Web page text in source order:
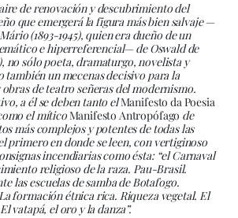
de renovación y descubrimiento del
que emergerá la figura más bien salvaje —
(1893-1945), quien era dueño de un
e hiperreferencial— de Oswald de
no sólo poeta, dramaturgo, novelista y
un mecenas decisivo para la
de teatro señeras del modernismo.
a él se deben tanto elManifesto da Poesia
el míticoManifesto Antropófago de
más complejos y potentes de todas las
primero en donde se leen, con vertiginoso
incendiarias como ésta: “el Carnaval
religioso de la raza. Pau-Brasil.
las escuelas de samba de Botafogo.
formación étnica rica. Riqueza vegetal. El
vatapá, el oro y la danza”.